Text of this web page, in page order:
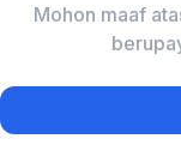
Mohon maaf